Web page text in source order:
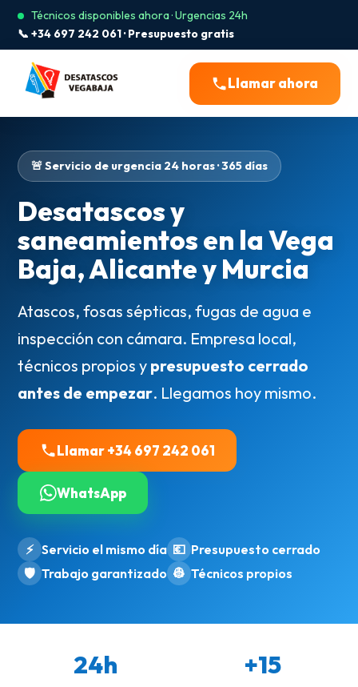
Técnicos disponibles ahora · Urgencias 24h
📞 +34 697 242 061 · Presupuesto gratis
Llamar ahora
🚨 Servicio de urgencia 24 horas · 365 días
Desatascos y
saneamientos en la Vega
Baja, Alicante y Murcia
Atascos, fosas sépticas, fugas de agua e
inspección con cámara. Empresa local,
técnicos propios y presupuesto cerrado
antes de empezar. Llegamos hoy mismo.
Llamar +34 697 242 061
WhatsApp
⚡ Servicio el mismo día 💶 Presupuesto cerrado
🛡️ Trabajo garantizado 👷 Técnicos propios
24h +15